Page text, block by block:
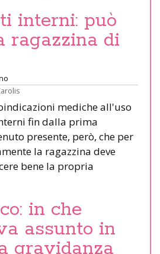
interni: può
ragazzina di
mediche all'uso
fin dalla prima
presente, però, che per
la ragazzina deve
bene la propria
in che
assunto in
gravidanza